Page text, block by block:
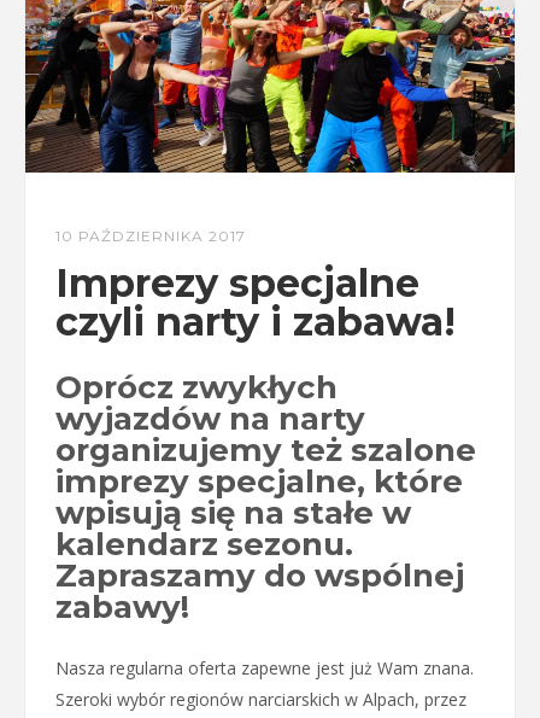
10 PAŹDZIERNIKA 2017
Imprezy specjalne
czyli narty i zabawa!
Oprócz zwykłych
wyjazdów na narty
organizujemy też szalone
imprezy specjalne, które
wpisują się na stałe w
kalendarz sezonu.
Zapraszamy do wspólnej
zabawy!
Nasza regularna oferta zapewne jest już Wam znana.
Szeroki wybór regionów narciarskich w Alpach, przez